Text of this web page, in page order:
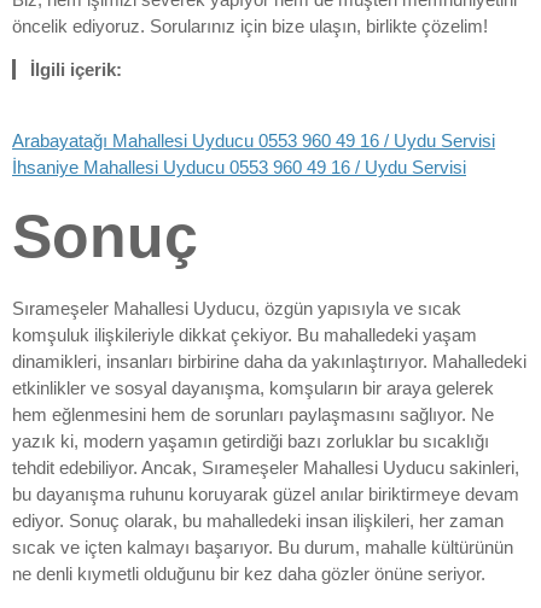
öncelik ediyoruz. Sorularınız için bize ulaşın, birlikte çözelim!
İlgili içerik:
Arabayatağı Mahallesi Uyducu 0553 960 49 16 / Uydu Servisi
İhsaniye Mahallesi Uyducu 0553 960 49 16 / Uydu Servisi
Sonuç
Sırameşeler Mahallesi Uyducu, özgün yapısıyla ve sıcak
komşuluk ilişkileriyle dikkat çekiyor. Bu mahalledeki yaşam
dinamikleri, insanları birbirine daha da yakınlaştırıyor. Mahalledeki
etkinlikler ve sosyal dayanışma, komşuların bir araya gelerek
hem eğlenmesini hem de sorunları paylaşmasını sağlıyor. Ne
yazık ki, modern yaşamın getirdiği bazı zorluklar bu sıcaklığı
tehdit edebiliyor. Ancak, Sırameşeler Mahallesi Uyducu sakinleri,
bu dayanışma ruhunu koruyarak güzel anılar biriktirmeye devam
ediyor. Sonuç olarak, bu mahalledeki insan ilişkileri, her zaman
sıcak ve içten kalmayı başarıyor. Bu durum, mahalle kültürünün
ne denli kıymetli olduğunu bir kez daha gözler önüne seriyor.